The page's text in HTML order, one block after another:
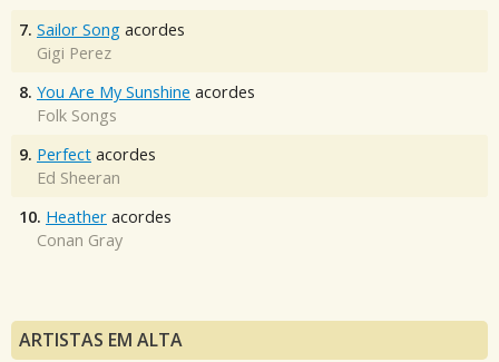
7. Sailor Song acordes
Gigi Perez
8. You Are My Sunshine acordes
Folk Songs
9. Perfect acordes
Ed Sheeran
10. Heather acordes
Conan Gray
ARTISTAS EM ALTA